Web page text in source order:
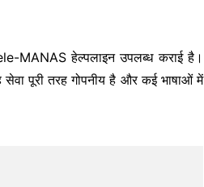
MANASहेल्पलाइन उपलब्ध कराई है।
पूरी तरह गोपनीय है और कई भाषाओं में